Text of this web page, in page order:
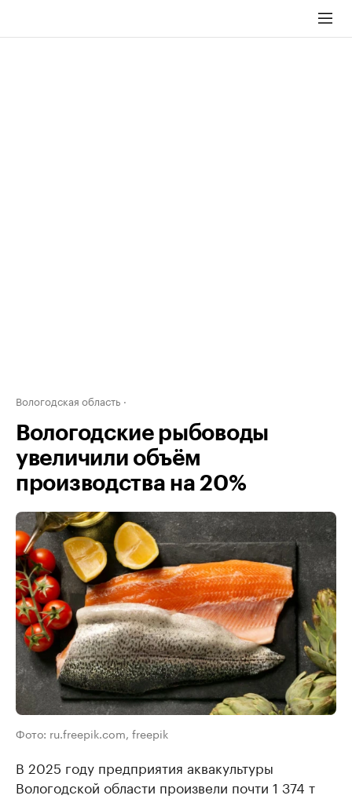
Вологодская область
Вологодские рыбоводы
увеличили объём
производства на 20%
Фото: ru.freepik.com, freepik
В 2025 году предприятия аквакультуры
Вологодской области произвели почти 1 374 т